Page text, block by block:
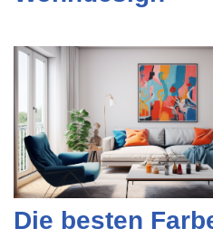
Die besten